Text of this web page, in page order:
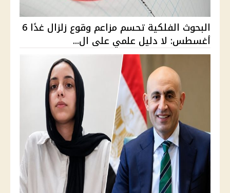
البحوث الفلكية تحسم مزاعم وقوع زلزال غدًا 6
أغسطس: لا دليل علمي على ال...